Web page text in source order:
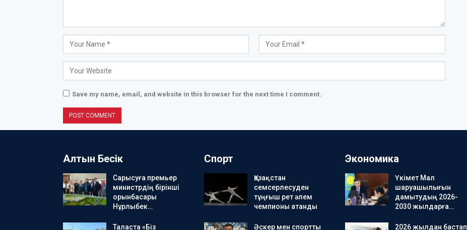
Save my name, email, and website in this browser for the next time I comment.
Алтын Бесік
Сарысуға премьер
министрдің бірінші
орынбасары
Нұрлыбек…
Таласта «Біз
Спорт
Қазақстан
семсерлесуден
тұңғыш рет әлем
чемпионы атанды
Әскер мен спортты
Экономика
Үкімет Мал
шаруашылығын
дамытудың 2026-
2030 жылдарға…
2026 жылдан бастап